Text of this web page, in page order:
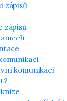
zápisů
zápisů
komunikaci